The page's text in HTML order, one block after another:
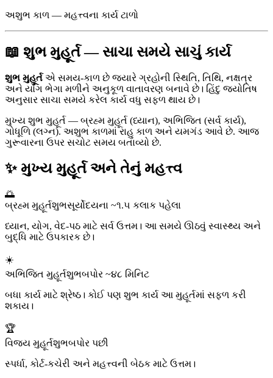
અશુભ કાળ — મહત્ત્વના કાર્ય ટાળો
📖 શુભ મુહૂર્ત — સાચા સમયે સાચું કાર્ય
શુભ મુહૂર્તએ સમય-કાળ છે જ્યારે ગ્રહોની સ્થિતિ, તિથિ, નક્ષત્ર
અને યોગ ભેગા મળીને અનુકૂળ વાતાવરણ બનાવે છે। હિંદુ જ્યોતિષ
અનુસાર સાચા સમયે કરેલ કાર્ય વધુ સફળ થાય છે।
મુખ્ય શુભ મુહૂર્ત — બ્રહ્મ મુહૂર્ત (ધ્યાન), અભિજિત (સર્વ કાર્ય),
ગોધૂળિ (લગ્ન). અશુભ કાળમાં રાહુ કાળ અને યમગંડ આવે છે. આજ
ગુરૂવારના ઉપર સચોટ સમય બતાવ્યો છે.
✨ મુખ્ય મુહૂર્ત અને તેનું મહત્ત્વ
🌅
બ્રહ્મ મુહૂર્તશુભસૂર્યોદયના ~૧.૫ કલાક પહેલા
ધ્યાન, યોગ, વેદ-પઠ માટે સર્વ ઉત્તમ। આ સમયે ઊઠવું સ્વાસ્થ્ય અને
બુદ્ધિ માટે ઉપકારક છે।
☀️
અભિજિત મુહૂર્તશુભબપોર ~૪૮ મિનિટ
બધા કાર્ય માટે શ્રેષ્ઠ। કોઈ પણ શુભ કાર્ય આ મુહૂર્તમાં સફળ કરી
શકાય।
🏆
વિજય મુહૂર્તશુભબપોર પછી
સ્પર્ધા, કોર્ટ-કચેરી અને મહત્ત્વની બેઠક માટે ઉત્તમ।